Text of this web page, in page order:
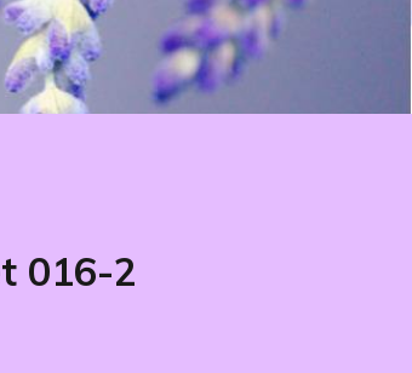
016-2